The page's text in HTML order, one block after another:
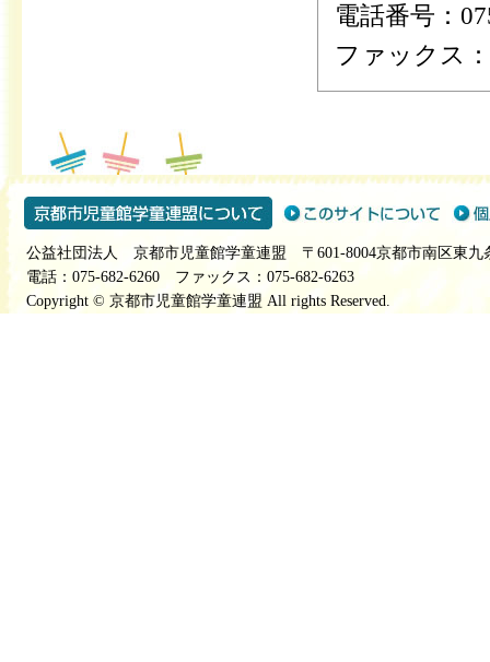
電話番号：
ファックス
公益社団法人 京都市児童館学童連盟 〒601-8004京都市南区東九
電話：075-682-6260 ファックス：075-682-6263
Copyright © 京都市児童館学童連盟 All rights Reserved.